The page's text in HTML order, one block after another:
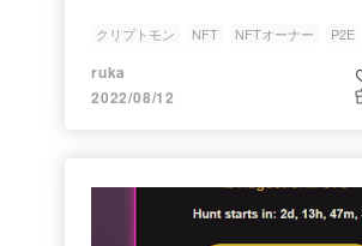
クリプトモン NFT NFTオーナー P2E
ruka
2022/08/12